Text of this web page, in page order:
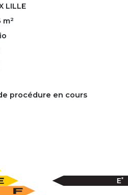
LILLE
m²
procédure en cours
E*